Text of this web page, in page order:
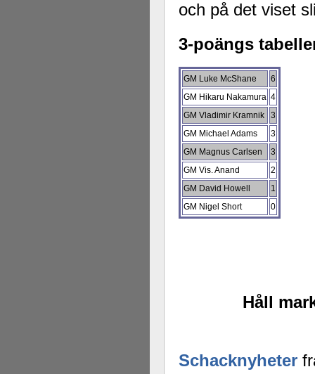
och på det viset
3-poängs
GM Luke McShane
6
GM Hikaru Nakamura 4
GM Vladimir Kramnik
3
GM Michael Adams
3
GM Magnus Carlsen
3
GM Vis. Anand
2
GM David Howell
1
GM Nigel Short
0
Håll
Schacknyheter